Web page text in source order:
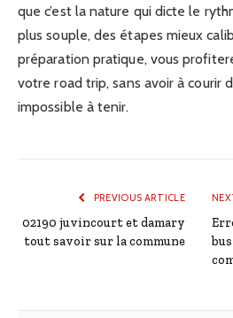
que c’est la nature qui dicte le
plus souple, des étapes mieux
préparation pratique, vous
votre road trip, sans avoir à courir
impossible à tenir.
PREVIOUS ARTICLE
02190 juvincourt et damary
tout savoir sur la commune